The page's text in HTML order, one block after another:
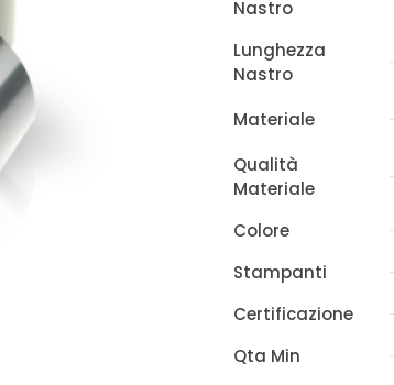
114mm
360m
quantità
Nastro
Lunghezza
Nastro
Materiale
Qualità
Materiale
Colore
Stampanti
Certificazione
Qta Min